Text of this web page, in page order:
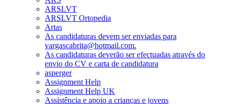
ARSLVT
ARSLVT Ortopedia
Artas
As candidaturas devem ser enviadas para
vargascabrita@hotmail.com.
As candidaturas deverão ser efectuadas através do
envio do CV e carta de candidatura
asperger
Assignment Help
Assignment Help UK
Assistência e apoio a crianças e jovens